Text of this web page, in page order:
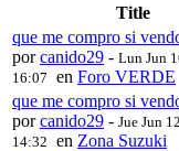
Title
que me compro si
porcanido29 - Lun Jun
16:07 en Foro VERDE
que me compro si
porcanido29 - Jue Jun
14:32 en Zona Suzuki